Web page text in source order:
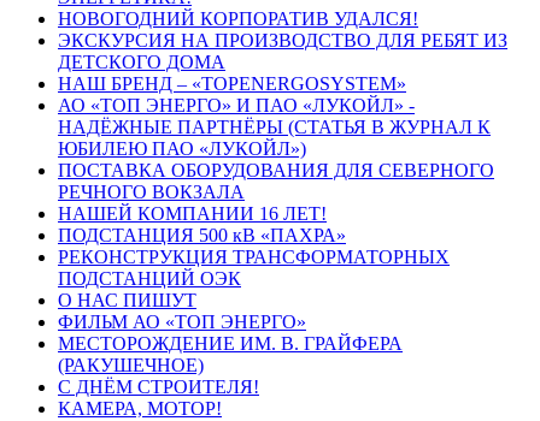
НОВОГОДНИЙ КОРПОРАТИВ УДАЛСЯ!
ЭКСКУРСИЯ НА ПРОИЗВОДСТВО ДЛЯ РЕБЯТ ИЗ
ДЕТСКОГО ДОМА
НАШ БРЕНД – «TOPENERGOSYSTEM»
АО «ТОП ЭНЕРГО» И ПАО «ЛУКОЙЛ» -
НАДЁЖНЫЕ ПАРТНЁРЫ (СТАТЬЯ В ЖУРНАЛ К
ЮБИЛЕЮ ПАО «ЛУКОЙЛ»)
ПОСТАВКА ОБОРУДОВАНИЯ ДЛЯ СЕВЕРНОГО
РЕЧНОГО ВОКЗАЛА
НАШЕЙ КОМПАНИИ 16 ЛЕТ!
ПОДСТАНЦИЯ 500 кВ «ПАХРА»
РЕКОНСТРУКЦИЯ ТРАНСФОРМАТОРНЫХ
ПОДСТАНЦИЙ ОЭК
О НАС ПИШУТ
ФИЛЬМ АО «ТОП ЭНЕРГО»
МЕСТОРОЖДЕНИЕ ИМ. В. ГРАЙФЕРА
(РАКУШЕЧНОЕ)
С ДНЁМ СТРОИТЕЛЯ!
КАМЕРА, МОТОР!